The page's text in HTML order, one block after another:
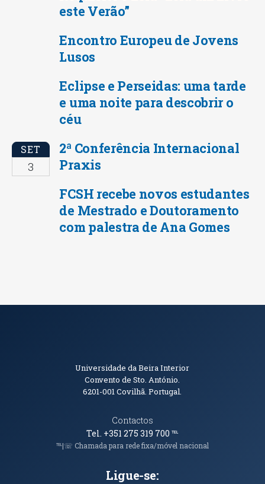
este Verão”
Encontro Europeu de Jovens
Lusos
Eclipse e Perseidas: uma tarde
e uma noite para descobrir o
céu
SET
3
2ª Conferência Internacional
Praxis
FCSH recebe novos estudantes
de Mestrado e Doutoramento
com palestra de Ana Gomes
Informações de Contacto
Universidade da Beira Interior
Convento de Sto. António.
6201-001Covilhã. Portugal.
Contactos
Tel. +351 275 319 700℡
℡|☏ Chamada para rede fixa/móvel nacional
Ligue-se: